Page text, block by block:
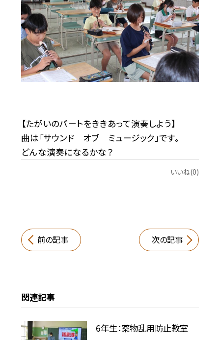
【たがいのパートをききあって演奏しよう】
曲は「サウンド オブ ミュージック」です。
どんな演奏になるかな？
いいね(0)
前の記事 次の記事
関連記事
6年生：薬物乱用防止教室